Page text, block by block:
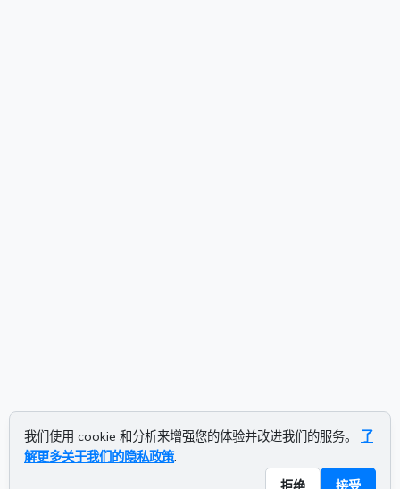
我们使用 cookie 和分析来增强您的体验并改进我们的服务。
了
解更多关于我们的隐私政策.